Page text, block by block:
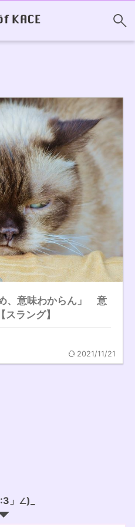
、意味わからん」 意
ラング】
2021/11/21
」∠)_